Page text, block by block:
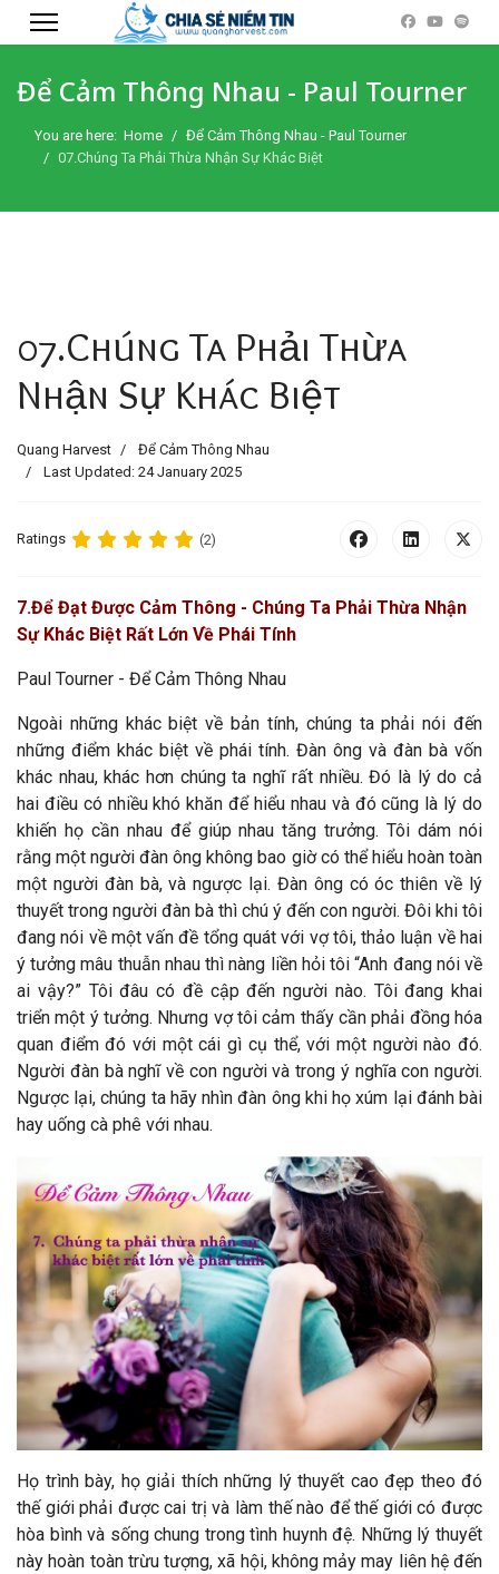
Để Cảm Thông Nhau - Paul Tourner
You are here: Home
Để Cảm Thông Nhau - Paul Tourner
07.Chúng Ta Phải Thừa Nhận Sự Khác Biệt
07.Chúng Ta Phải Thừa
Nhận Sự Khác Biệt
Quang Harvest
Để Cảm Thông Nhau
Last Updated: 24 January 2025
Ratings (2)
7.Để Đạt Được Cảm Thông - Chúng Ta Phải Thừa Nhận
Sự Khác Biệt Rất Lớn Về Phái Tính
Paul Tourner - Để Cảm Thông Nhau
Ngoài những khác biệt về bản tính, chúng ta phải nói đến
những điểm khác biệt về phái tính. Đàn ông và đàn bà vốn
khác nhau, khác hơn chúng ta nghĩ rất nhiều. Đó là lý do cả
hai điều có nhiều khó khăn để hiểu nhau và đó cũng là lý do
khiến họ cần nhau để giúp nhau tăng trưởng. Tôi dám nói
rằng một người đàn ông không bao giờ có thể hiểu hoàn toàn
một người đàn bà, và ngược lại. Đàn ông có óc thiên về lý
thuyết trong người đàn bà thì chú ý đến con người. Đôi khi tôi
đang nói về một vấn đề tổng quát với vợ tôi, thảo luận về hai
ý tưởng mâu thuẫn nhau thì nàng liền hỏi tôi “Anh đang nói về
ai vậy?” Tôi đâu có đề cập đến người nào. Tôi đang khai
triển một ý tưởng. Nhưng vợ tôi cảm thấy cần phải đồng hóa
quan điểm đó với một cái gì cụ thể, với một người nào đó.
Người đàn bà nghĩ về con người và trong ý nghĩa con người.
Ngược lại, chúng ta hãy nhìn đàn ông khi họ xúm lại đánh bài
hay uống cà phê với nhau.
Họ trình bày, họ giải thích những lý thuyết cao đẹp theo đó
thế giới phải được cai trị và làm thế nào để thế giới có được
hòa bình và sống chung trong tình huynh đệ. Những lý thuyết
này hoàn toàn trừu tượng, xã hội, không mảy may liên hệ đến